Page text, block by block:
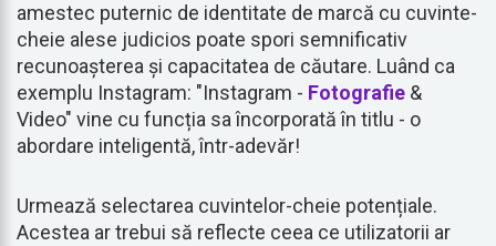
amestec puternic de identitate de marcă cu cuvinte-
cheie alese judicios poate spori semnificativ
recunoașterea și capacitatea de căutare. Luând ca
exemplu Instagram: "Instagram - Fotografie &
Video" vine cu funcția sa încorporată în titlu - o
abordare inteligentă, într-adevăr!
Urmează selectarea cuvintelor-cheie potențiale.
Acestea ar trebui să reflecte ceea ce utilizatorii ar